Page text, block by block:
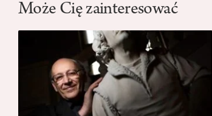
Może Cię zainteresować